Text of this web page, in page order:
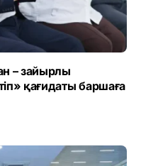
– зайырлы
қағидаты баршаға